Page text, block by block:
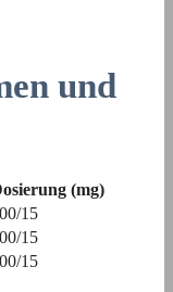
und
(mg)
15
15
15